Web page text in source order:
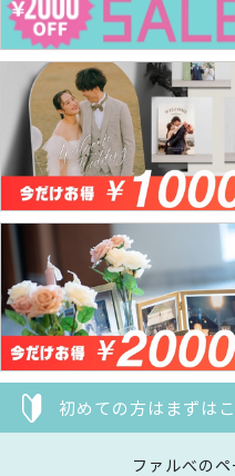
初めての方はまずは
ファルべの